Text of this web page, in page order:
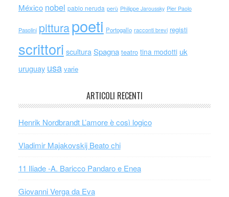
México nobel pablo neruda perù Philippe Jaroussky Pier Paolo
Pasolini pitturapoeti Portogallo racconti brevi registi
scrittori scultura Spagna teatro tina modotti uk
uruguay usa varie
ARTICOLI RECENTI
Henrik Nordbrandt L’amore è così logico
Vladimir Majakovskij Beato chi
11 Iliade -A. Baricco Pandaro e Enea
Giovanni Verga da Eva